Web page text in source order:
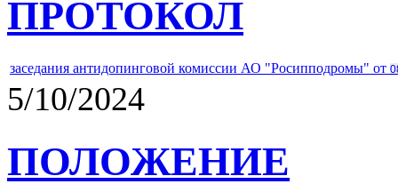
ПРОТОКОЛ
заседания антидопинговой комиссии АО "Росипподромы" от
5/10/2024
ПОЛОЖЕНИЕ